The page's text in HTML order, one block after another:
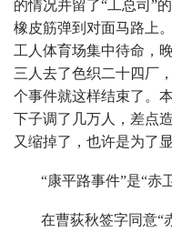
的情况并留了“工总司”
橡皮筋弹到对面马路上
工人体育场集中待命，
三人去了色织二十四厂
个事件就这样结束了。
下子调了几万人，差点
又缩掉了，也许是为了
“康平路事件”是“赤
在曹荻秋签字同意“